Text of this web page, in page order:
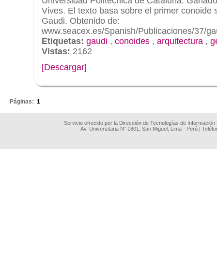
Vives. El texto basa sobre el primer conoide
Gaudi. Obtenido de:
www.seacex.es/Spanish/Publicaciones/37/
Etiquetas: gaudi , conoides , arquitectura ,
Vistas: 2162
[Descargar]
Páginas: 1
Servicio ofrecido por la Dirección de Tecnologías de
Av. Universitaria N° 1801, San Miguel, Lima - Perú |